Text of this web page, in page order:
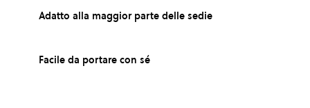
Adatto alla maggior parte delle sedie
Facile da portare con sé